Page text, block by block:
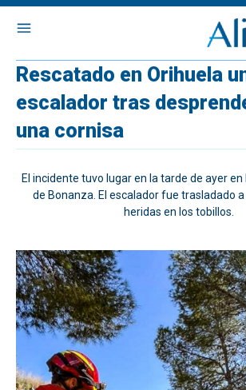
Rescatado en Orihuela
escalador tras
una cornisa
El incidente tuvo lugar en la tarde de ayer en
de Bonanza. El escalador fue trasladado
heridas en los tobillos.